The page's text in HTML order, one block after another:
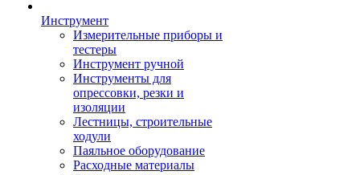
Инструмент
Измерительные приборы и
тестеры
Инструмент ручной
Инструменты для
опрессовки, резки и
изоляции
Лестницы, строительные
ходули
Паяльное оборудование
Расходные материалы